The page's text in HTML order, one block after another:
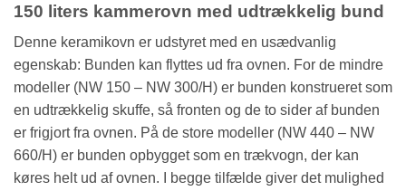
150 liters kammerovn med udtrækkelig bund
Denne keramikovn er udstyret med en usædvanlig
egenskab: Bunden kan flyttes ud fra ovnen. For de mindre
modeller (NW 150 – NW 300/H) er bunden konstrueret som
en udtrækkelig skuffe, så fronten og de to sider af bunden
er frigjort fra ovnen. På de store modeller (NW 440 – NW
660/H) er bunden opbygget som en trækvogn, der kan
køres helt ud af ovnen. I begge tilfælde giver det mulighed